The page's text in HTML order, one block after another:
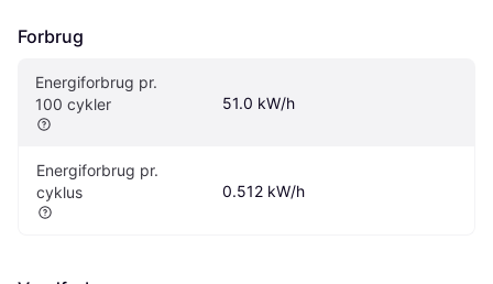
Forbrug
Energiforbrug pr.
100 cykler
51.0 kW/h
Energiforbrug pr.
cyklus
0.512 kW/h